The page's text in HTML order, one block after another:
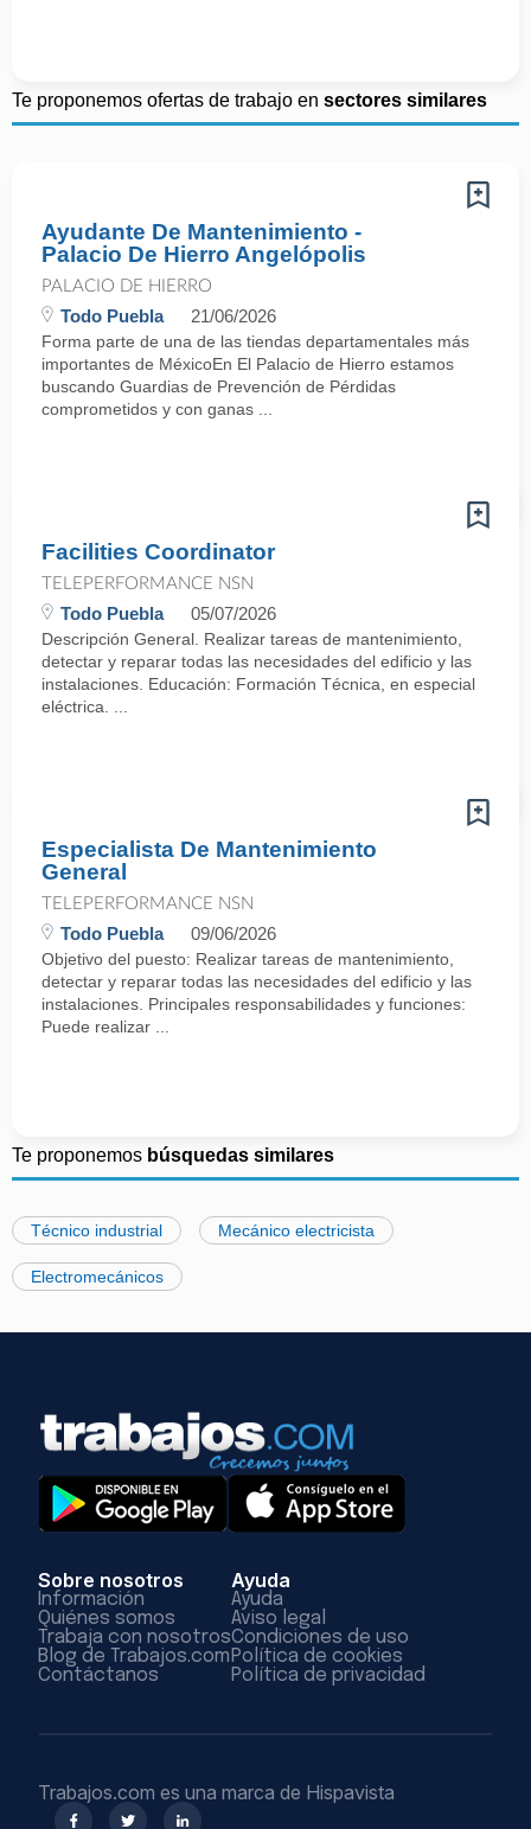
Te proponemos ofertas de trabajo en sectores similares
Ayudante De Mantenimiento -
Palacio De Hierro Angelópolis
PALACIO DE HIERRO
Todo Puebla 21/06/2026
Forma parte de una de las tiendas departamentales más
importantes de MéxicoEn El Palacio de Hierro estamos
buscando Guardias de Prevención de Pérdidas
comprometidos y con ganas ...
Facilities Coordinator
TELEPERFORMANCE NSN
Todo Puebla 05/07/2026
Descripción General. Realizar tareas de mantenimiento,
detectar y reparar todas las necesidades del edificio y las
instalaciones. Educación: Formación Técnica, en especial
eléctrica. ...
Especialista De Mantenimiento
General
TELEPERFORMANCE NSN
Todo Puebla 09/06/2026
Objetivo del puesto: Realizar tareas de mantenimiento,
detectar y reparar todas las necesidades del edificio y las
instalaciones. Principales responsabilidades y funciones:
Puede realizar ...
Te proponemos búsquedas similares
Técnico industrial Mecánico electricista
Electromecánicos
Sobre nosotros
Información
Quiénes somos
Trabaja con nosotros
Blog de Trabajos.com
Contáctanos
Ayuda
Ayuda
Aviso legal
Condiciones de uso
Política de cookies
Política de privacidad
Trabajos.com es una marca de Hispavista